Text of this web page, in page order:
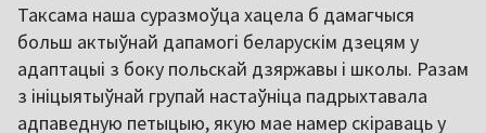
Таксама наша суразмоўца хацела б дамагчыся
больш актыўнай дапамогі беларускім дзецям у
адаптацыі з боку польскай дзяржавы і школы. Разам
з ініцыятыўнай групай настаўніца падрыхтавала
адпаведную петыцыю, якую мае намер скіраваць у